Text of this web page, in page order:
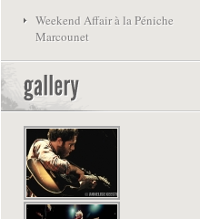
Weekend Affair à la Péniche
Marcounet